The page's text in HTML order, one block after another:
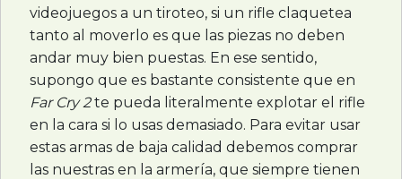
videojuegos a un tiroteo, si un rifle claquetea
tanto al moverlo es que las piezas no deben
andar muy bien puestas. En ese sentido,
supongo que es bastante consistente que en
Far Cry 2te pueda literalmente explotar el rifle
en la cara si lo usas demasiado. Para evitar usar
estas armas de baja calidad debemos comprar
las nuestras en la armería, que siempre tienen